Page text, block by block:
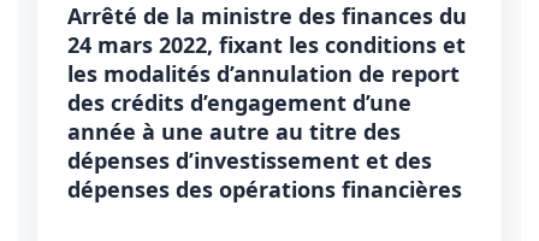
Arrêté de la ministre des finances du
24 mars 2022, fixant les conditions et
les modalités d’annulation de report
des crédits d’engagement d’une
année à une autre au titre des
dépenses d’investissement et des
dépenses des opérations financières